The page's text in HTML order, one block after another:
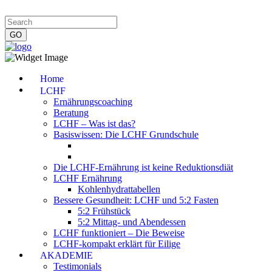
Home
LCHF
Ernährungscoaching
Beratung
LCHF – Was ist das?
Basiswissen: Die LCHF Grundschule
Die LCHF-Ernährung ist keine Reduktionsdiät
LCHF Ernährung
Kohlenhydrattabellen
Bessere Gesundheit: LCHF und 5:2 Fasten
5:2 Frühstück
5:2 Mittag- und Abendessen
LCHF funktioniert – Die Beweise
LCHF-kompakt erklärt für Eilige
AKADEMIE
Testimonials